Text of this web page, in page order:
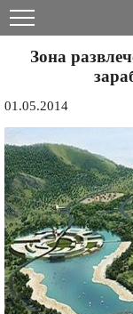
Зона
01.05.2014